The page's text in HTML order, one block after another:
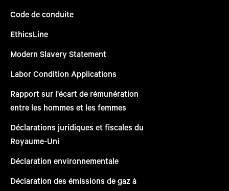
Code de conduite
EthicsLine
Modern Slavery Statement
Labor Condition Applications
Rapport sur l'écart de rémunération
entre les hommes et les femmes
Déclarations juridiques et fiscales du
Royaume-Uni
Déclaration environnementale
Déclaration des émissions de gaz à